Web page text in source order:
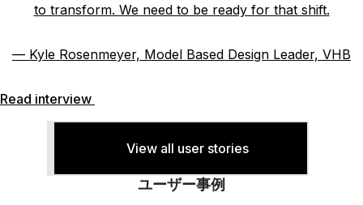
to transform. We need to be ready for that shift.
— Kyle Rosenmeyer, Model Based Design Leader, VHB
Read interview
View all user stories
ユーザー事例